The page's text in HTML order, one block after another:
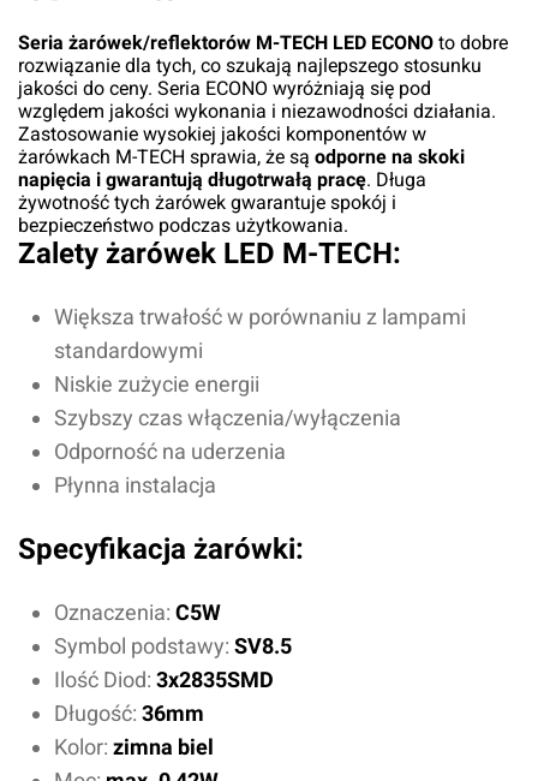
Seria żarówek/reflektorów M-TECH LED ECONO to dobre
rozwiązanie dla tych, co szukają najlepszego stosunku
jakości do ceny. Seria ECONO wyróżniają się pod
względem jakości wykonania i niezawodności działania.
Zastosowanie wysokiej jakości komponentów w
żarówkach M-TECH sprawia, że są odporne na skoki
napięcia i gwarantują długotrwałą pracę. Długa
żywotność tych żarówek gwarantuje spokój i
bezpieczeństwo podczas użytkowania.
Zalety żarówek LED M-TECH:
Większa trwałość w porównaniu z lampami
standardowymi
Niskie zużycie energii
Szybszy czas włączenia/wyłączenia
Odporność na uderzenia
Płynna instalacja
Specyfikacja żarówki:
Oznaczenia: C5W
Symbol podstawy: SV8.5
Ilość Diod: 3x2835SMD
Długość: 36mm
Kolor: zimna biel